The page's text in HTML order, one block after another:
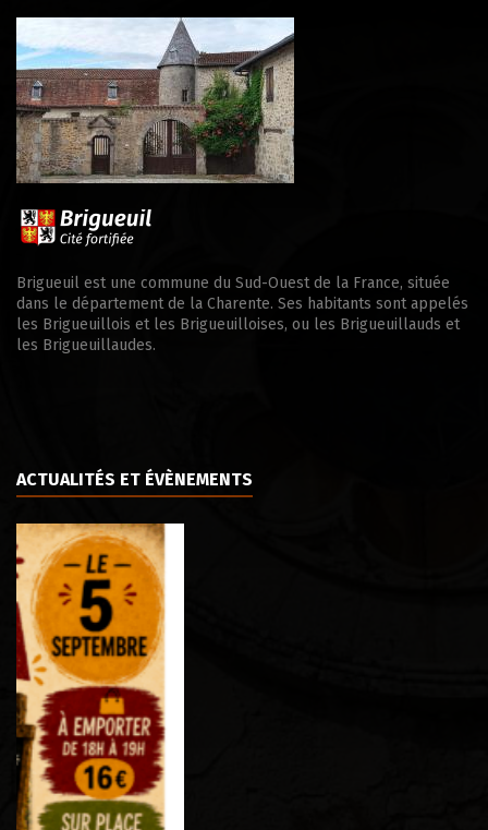
Brigueuil est une commune du Sud-Ouest de la France, située
dans le département de la Charente. Ses habitants sont appelés
les Brigueuillois et les Brigueuilloises, ou les Brigueuillauds et
les Brigueuillaudes.
ACTUALITÉS ET ÉVÈNEMENTS